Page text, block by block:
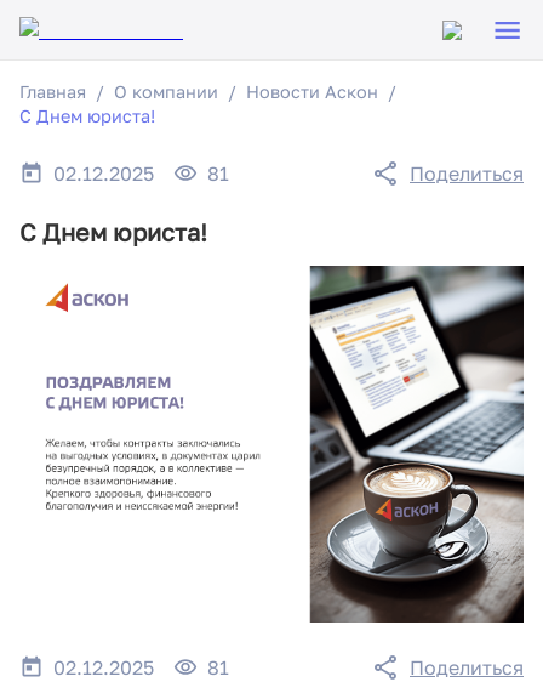
Главная О компании
Новости Аскон
С Днем юриста!
02.12.2025 81 Поделиться
С Днем юриста!
02.12.2025 81 Поделиться